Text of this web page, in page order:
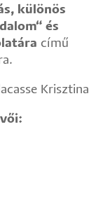
különös
és
című
Krisztina